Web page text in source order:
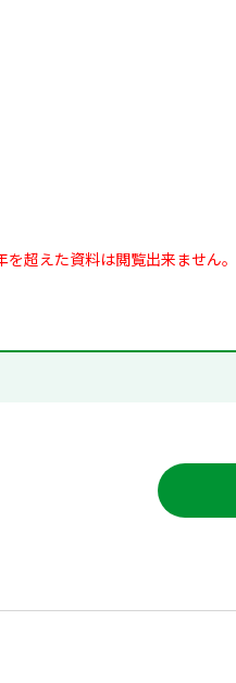
超えた資料は閲覧出来ません。